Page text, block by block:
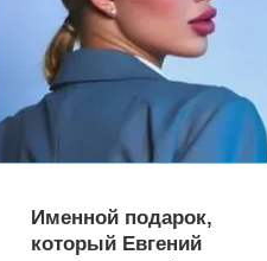
Именной подарок,
который Евгений